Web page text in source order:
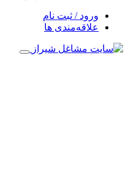
ورود / ثبت نام
علاقه‌مندی ها